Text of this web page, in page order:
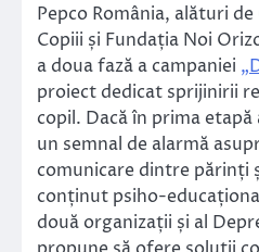
Pepco România, alături
Copiii și Fundația Noi
a doua fază a campaniei
proiect dedicat sprijinirii
copil. Dacă în prima
un semnal de alarmă
comunicare dintre părinți
conținut psiho-
două organizații și al